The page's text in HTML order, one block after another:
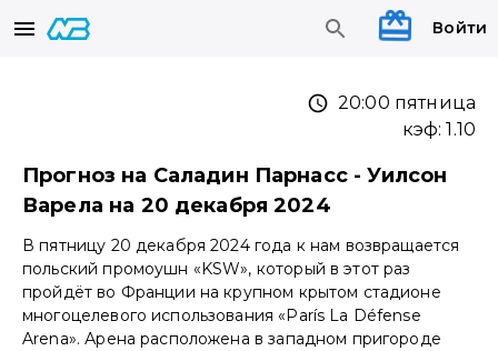
Войти
20:00 пятница
кэф:1.10
Прогноз на Саладин Парнасс - Уилсон
Варела на 20 декабря 2024
В пятницу 20 декабря 2024 года к нам возвращается
польский промоушн «KSW», который в этот раз
пройдёт во Франции на крупном крытом стадионе
многоцелевого использования «París La Défense
Arena». Арена расположена в западном пригороде